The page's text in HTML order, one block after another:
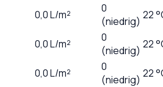
0,0L/m²
0
(niedrig) 22
0,0L/m²
0
(niedrig) 22
0,0L/m²
0
(niedrig) 22